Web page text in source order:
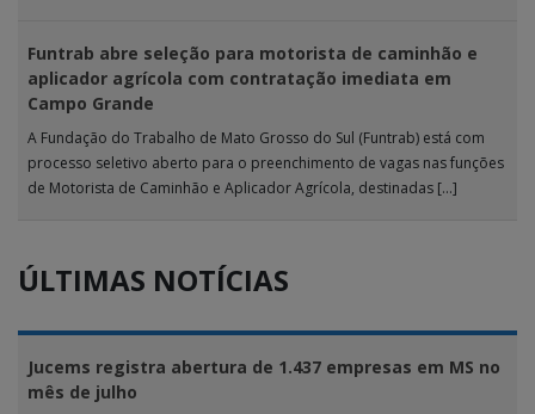
Funtrab abre seleção para motorista de caminhão e
aplicador agrícola com contratação imediata em
Campo Grande
A Fundação do Trabalho de Mato Grosso do Sul (Funtrab) está com
processo seletivo aberto para o preenchimento de vagas nas funções
de Motorista de Caminhão e Aplicador Agrícola, destinadas […]
ÚLTIMAS NOTÍCIAS
Jucems registra abertura de 1.437 empresas em MS no
mês de julho